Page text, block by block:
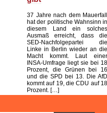
37 Jahre nach dem Mauerfall
hat der politische Wahnsinn in
diesem Land ein solches
Ausmaß erreicht, dass die
SED-Nachfolgepartei die
Linke in Berlin wieder an die
Macht kommt. Laut einer
INSA-Umfrage liegt sie bei 18
Prozent, die Grünen bei 16
und die SPD bei 13. Die AfD
kommt auf 19, die CDU auf 18
Prozent. […]